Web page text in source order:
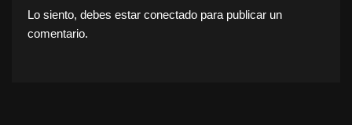
Lo siento, debes estar conectado para publicar un
comentario.